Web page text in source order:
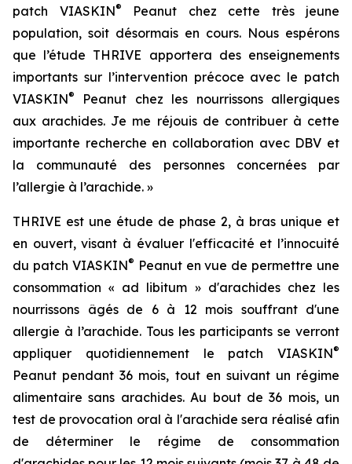
patch VIASKIN®
Peanut chez cette très jeune
population, soit désormais en cours. Nous espérons
que l’étude THRIVE apportera des enseignements
importants sur l’intervention précoce avec le patch
VIASKIN®
Peanut chez les nourrissons allergiques
aux arachides. Je me réjouis de contribuer à cette
importante recherche en collaboration avec DBV et
la communauté des personnes concernées par
l’allergie à l’arachide. »
THRIVE est une étude de phase 2, à bras unique et
en ouvert, visant à évaluer l'efficacité et l’innocuité
du patch VIASKIN® Peanut en vue de permettre une
consommation « ad libitum » d'arachides chez les
nourrissons âgés de 6 à 12 mois souffrant d'une
allergie à l’arachide. Tous les participants se verront
appliquer quotidiennement le patch VIASKIN®
Peanut pendant 36 mois, tout en suivant un régime
alimentaire sans arachides. Au bout de 36 mois, un
test de provocation oral à l'arachide sera réalisé afin
de déterminer le régime de consommation